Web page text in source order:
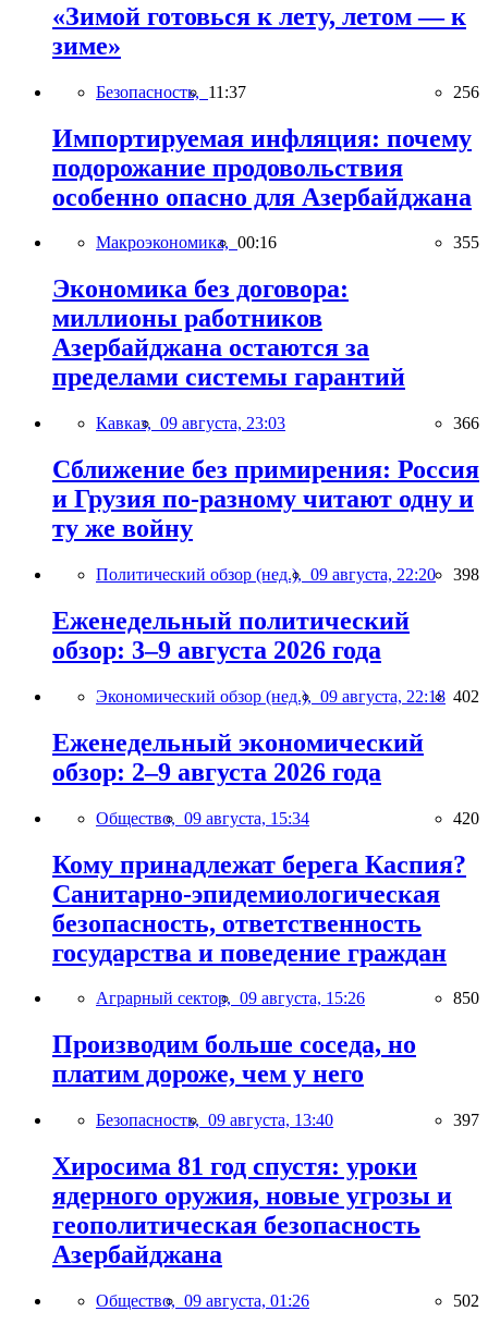
«Зимой готовься к лету, летом — к
зиме»
Безопасность, 11:37 256
Импортируемая инфляция: почему
подорожание продовольствия
особенно опасно для Азербайджана
Макроэкономика, 00:16 355
Экономика без договора:
миллионы работников
Азербайджана остаются за
пределами системы гарантий
Кавказ, 09 августа, 23:03 366
Сближение без примирения: Россия
и Грузия по-разному читают одну и
ту же войну
Политический обзор (нед.), 09 августа, 22:20 398
Еженедельный политический
обзор: 3–9 августа 2026 года
Экономический обзор (нед.), 09 августа, 22:18 402
Еженедельный экономический
обзор: 2–9 августа 2026 года
Общество, 09 августа, 15:34 420
Кому принадлежат берега Каспия?
Санитарно-эпидемиологическая
безопасность, ответственность
государства и поведение граждан
Аграрный сектор, 09 августа, 15:26 850
Производим больше соседа, но
платим дороже, чем у него
Безопасность, 09 августа, 13:40 397
Хиросима 81 год спустя: уроки
ядерного оружия, новые угрозы и
геополитическая безопасность
Азербайджана
Общество, 09 августа, 01:26 502